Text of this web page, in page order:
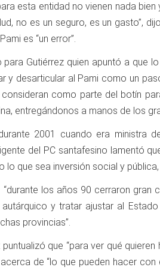
esta entidad no vienen nada
no es un seguro, es un gasto”,
es “un error”.
Gutiérrez quien apuntó a que
y desarticular al Pami como un
como parte del botín
entregándonos a manos de los
2001 cuando era
del PC santafesino lamentó
lo que sea inversión social y
los años 90 cerraron
y tratar ajustar al
provincias”.
puntualizó que “para ver qué
de “lo que pueden hacer